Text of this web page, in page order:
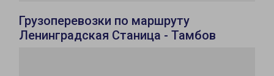
Грузоперевозки по маршруту
Ленинградская Станица - Тамбов